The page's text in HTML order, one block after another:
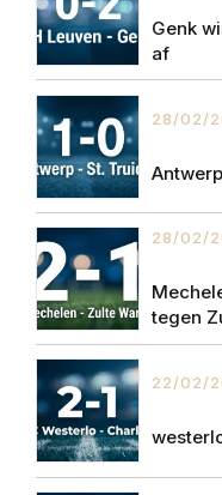
Genk
af
28/02/
28/02/
tegen
22/02/